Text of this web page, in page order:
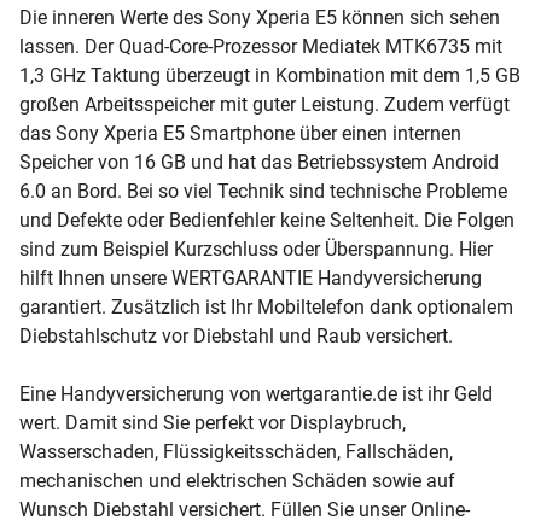
Die inneren Werte des Sony Xperia E5 können sich sehen
lassen. Der Quad-Core-Prozessor Mediatek MTK6735 mit
1,3 GHz Taktung überzeugt in Kombination mit dem 1,5 GB
großen Arbeitsspeicher mit guter Leistung. Zudem verfügt
das Sony Xperia E5 Smartphone über einen internen
Speicher von 16 GB und hat das Betriebssystem Android
6.0 an Bord. Bei so viel Technik sind technische Probleme
und Defekte oder Bedienfehler keine Seltenheit. Die Folgen
sind zum Beispiel Kurzschluss oder Überspannung. Hier
hilft Ihnen unsere WERTGARANTIE Handyversicherung
garantiert. Zusätzlich ist Ihr Mobiltelefon dank optionalem
Diebstahlschutz vor Diebstahl und Raub versichert.
Eine Handyversicherung von wertgarantie.de ist ihr Geld
wert. Damit sind Sie perfekt vor Displaybruch,
Wasserschaden, Flüssigkeitsschäden, Fallschäden,
mechanischen und elektrischen Schäden sowie auf
Wunsch Diebstahl versichert. Füllen Sie unser Online-